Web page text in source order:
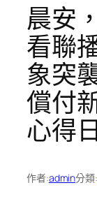
晨安
看聯
象突
償付
心得
作者:admin分類: